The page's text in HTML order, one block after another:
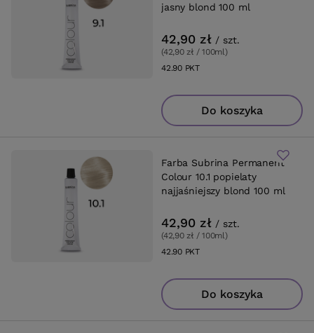
jasny blond 100 ml
42,90 zł / szt.
(42,90 zł / 100ml)
42.90PKTpunktów
Do koszyka
Farba Subrina Permanent
Colour 10.1 popielaty
najjaśniejszy blond 100 ml
42,90 zł / szt.
(42,90 zł / 100ml)
42.90PKTpunktów
Do koszyka